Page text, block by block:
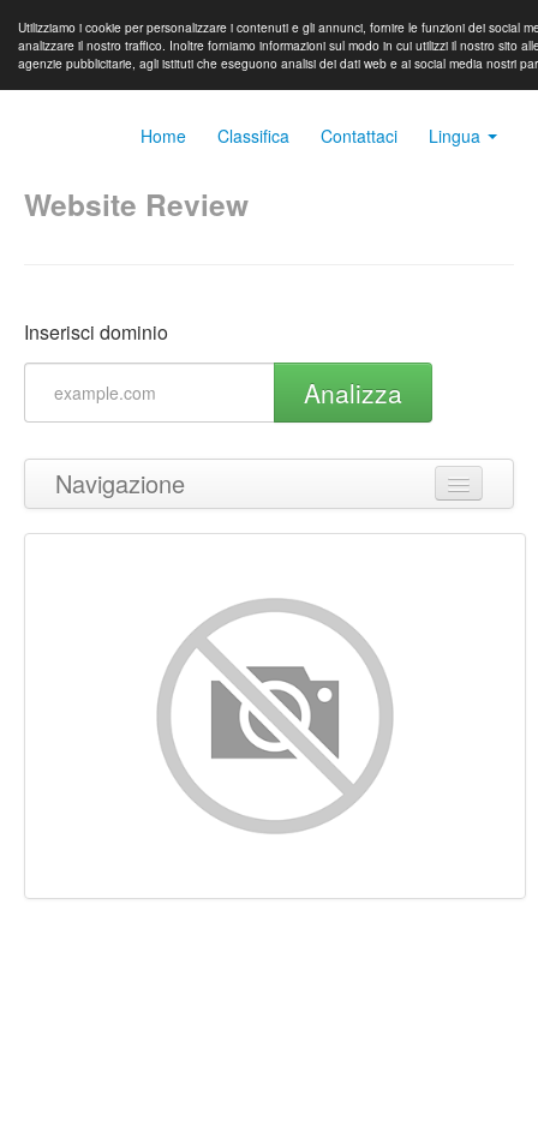
Utilizziamo i cookie per personalizzare i contenuti e gli annunci, fornire le funzioni dei social
analizzare il nostro traffico. Inoltre forniamo informazioni sul modo in cui utilizzi il nostro sito
agenzie pubblicitarie, agli istituti che eseguono analisi dei dati web e ai social media nostri
Home Classifica Contattaci Lingua
Website Review
Inserisci dominio
Analizza
Navigazione
Torna in cima
Keywords
Usabilita
Documento